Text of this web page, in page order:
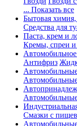
... Показать все
Бытовая химия,
Средства для
Паста, крем и
Кремы, спреи и
Антифриз
Смазки с